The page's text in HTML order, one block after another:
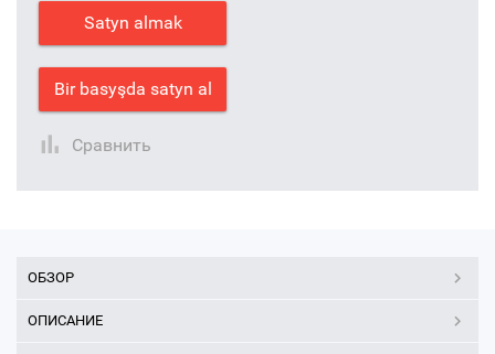
Satyn almak
Bir basyşda satyn al
Сравнить
ОБЗОР
ОПИСАНИЕ